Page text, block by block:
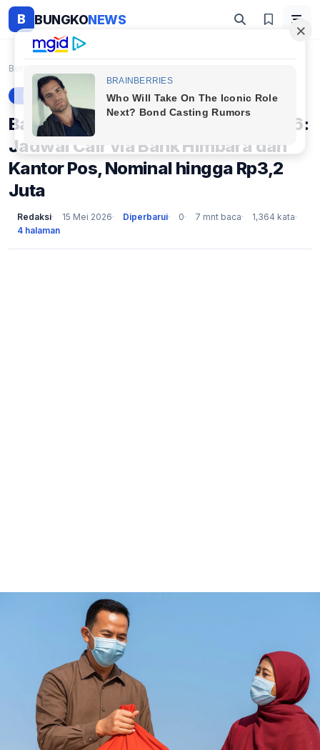
B BUNGKONEWS
Beranda
BERITA
Bansos PKH BPNT Tahap 2 Mei 2026:
Jadwal Cair via Bank Himbara dan
Kantor Pos, Nominal hingga Rp3,2
Juta
Redaksi 15 Mei 2026 Diperbarui 0 7 mnt baca
1,364 kata
4 halaman